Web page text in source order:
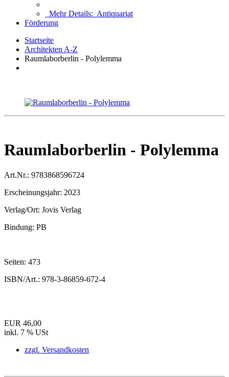
Mehr Details: Antiquariat
Förderung
Startseite
Architekten A-Z
Raumlaborberlin - Polylemma
Raumlaborberlin - Polylemma
Art.Nr.: 9783868596724
Erscheinungsjahr: 2023
Verlag/Ort: Jovis Verlag
Bindung: PB
Seiten: 473
ISBN/Art.: 978-3-86859-672-4
EUR 46,00
inkl. 7 % USt
zzgl. Versandkosten